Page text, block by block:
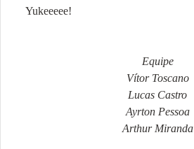
Yukeeeee!
Equipe
Vítor Toscano
Lucas Castro
Ayrton Pessoa
Arthur Miranda